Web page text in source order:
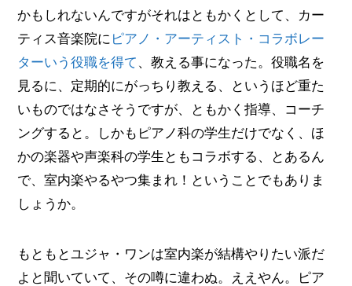
かもしれないんですがそれはともかくとして、カー
ティス音楽院に ピアノ・アーティスト・コラボレー
ターいう役職を得て 、教える事になった。役職名を
見るに、定期的にがっちり教える、というほど重た
いものではなさそうですが、ともかく指導、コーチ
ングすると。しかもピアノ科の学生だけでなく、ほ
かの楽器や声楽科の学生ともコラボする、とあるん
で、室内楽やるやつ集まれ！ということでもありま
しょうか。
もともとユジャ・ワンは室内楽が結構やりたい派だ
よと聞いていて、その噂に違わぬ。ええやん。ピア